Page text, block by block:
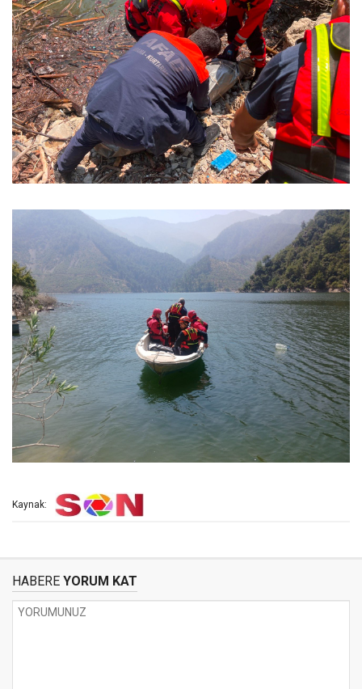
Kaynak:
HABERE YORUM KAT